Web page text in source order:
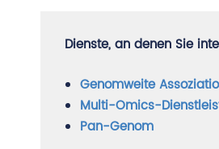
Dienste, an denen Sie
Genomweite
Multi-Omics-
Pan-Genom